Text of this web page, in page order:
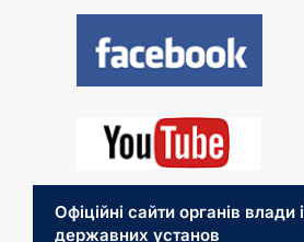
Офіційні сайти органів влади і
державних установ